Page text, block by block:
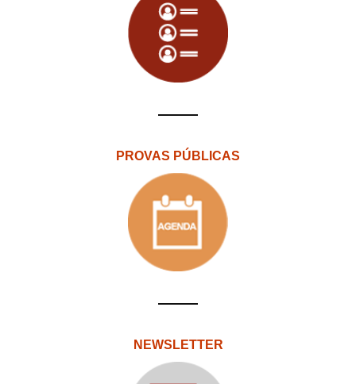
PROVAS PÚBLICAS
NEWSLETTER